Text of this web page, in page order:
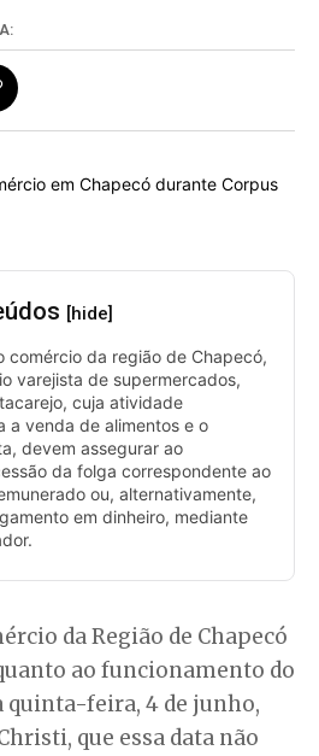
[hide]
comércio da região de Chapecó,
varejista de supermercados,
cuja atividade
a venda de alimentos e o
devem assegurar ao
da folga correspondente ao
ou, alternativamente,
em dinheiro, mediante
da Região de Chapecó
ao funcionamento do
quinta-feira, 4 de junho,
que essa data não